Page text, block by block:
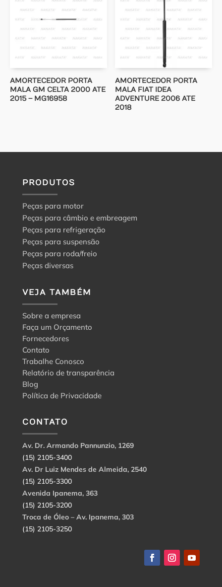
AMORTECEDOR PORTA
MALA GM CELTA 2000 ATE
2015 – MG16958
AMORTECEDOR PORTA
MALA FIAT IDEA
ADVENTURE 2006 ATE
2018
PRODUTOS
Peças para motor
Peças para câmbio e embreagem
Peças para refrigeração
Peças para suspensão
Peças para roda/freio
Peças diversas
VEJA TAMBÉM
Sobre a empresa
Faça um Orçamento
Fornecedores
Contato
Trabalhe Conosco
Relatório de transparência
Blog
Política de Privacidade
CONTATO
Av. Dr. Armando Pannunzio, 1269
(15) 2105-3400
Av. Dr Luiz Mendes de Almeida, 2540
(15) 2105-3300
Avenida Ipanema, 363
(15) 2105-3200
Troca de Óleo – Av. Ipanema, 303
(15) 2105-3250